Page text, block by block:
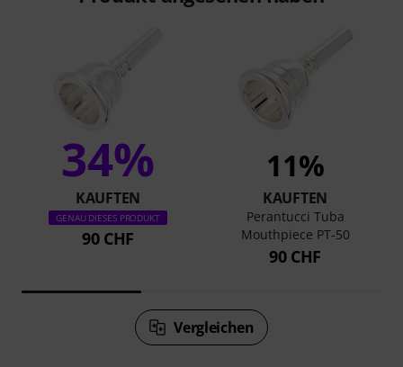
34%
KAUFTEN
GENAU DIESES PRODUKT
90 CHF
11%
KAUFTEN
Perantucci Tuba
Mouthpiece PT-50
90 CHF
Vergleichen